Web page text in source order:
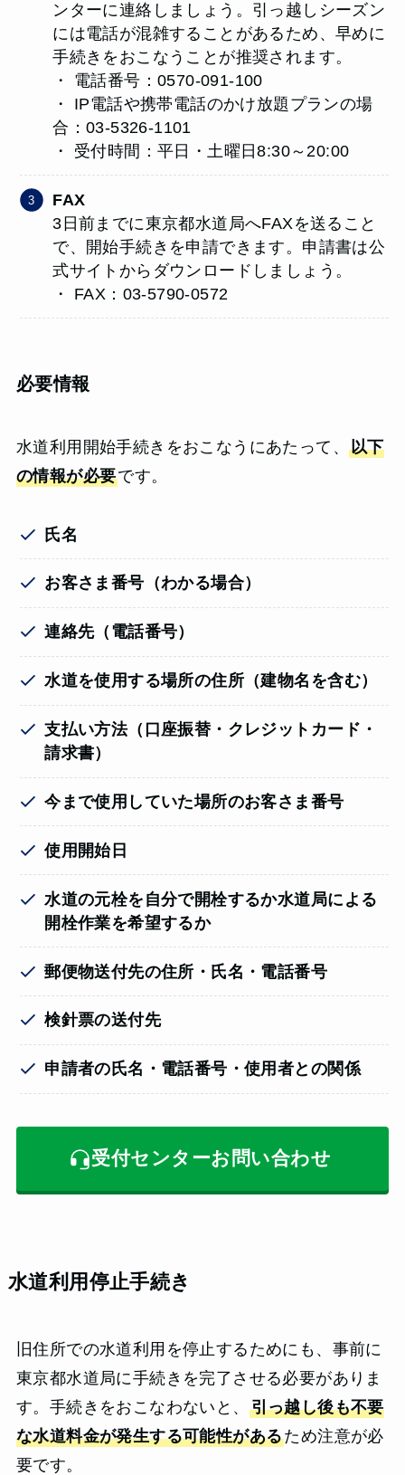
ンターに連絡しましょう。引っ越しシーズン
には電話が混雑することがあるため、早めに
手続きをおこなうことが推奨されます。
・ 電話番号：0570-091-100
・ IP電話や携帯電話のかけ放題プランの場
合：03-5326-1101
・ 受付時間：平日・土曜日8:30～20:00
FAX
3日前までに東京都水道局へFAXを送ること
で、開始手続きを申請できます。申請書は公
式サイトからダウンロードしましょう。
・ FAX：03-5790-0572
必要情報
水道利用開始手続きをおこなうにあたって、 以下
の情報が必要です。
氏名
お客さま番号（わかる場合）
連絡先（電話番号）
水道を使用する場所の住所（建物名を含む）
支払い方法（口座振替・クレジットカード・
請求書）
今まで使用していた場所のお客さま番号
使用開始日
水道の元栓を自分で開栓するか水道局による
開栓作業を希望するか
郵便物送付先の住所・氏名・電話番号
検針票の送付先
申請者の氏名・電話番号・使用者との関係
受付センターお問い合わせ
水道利用停止手続き
旧住所での水道利用を停止するためにも、事前に
東京都水道局に手続きを完了させる必要がありま
す。手続きをおこなわないと、 引っ越し後も不要
な水道料金が発生する可能性があるため注意が必
要です。